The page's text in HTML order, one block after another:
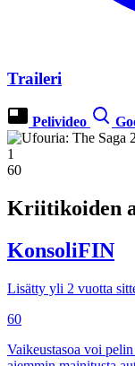
Traileri
Pelivideo
1
60
Kriitikoiden
KonsoliFIN
Lisätty yli 2 vuotta
60
Vaikeustasoa voi